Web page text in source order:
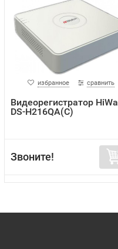
избранное сравнить
Видеорегистратор
DS-H216QA(C)
Звоните!